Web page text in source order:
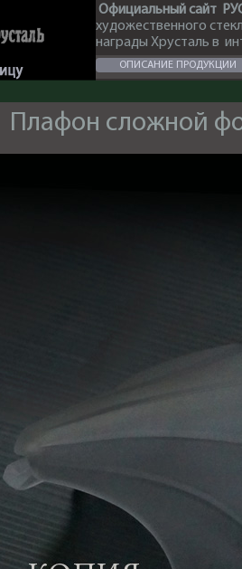
Официальный сайт
художественного
награды Хрусталь в
ОПИСАНИЕ ПРОДУКЦИИ
Плафон сложной